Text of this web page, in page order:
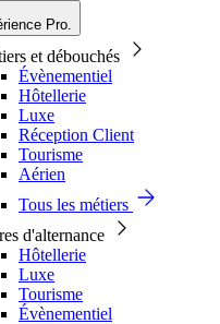
Pro.
et débouchés
Évènementiel
Hôtellerie
Luxe
Réception Client
Tourisme
Aérien
Tous les métiers
d'alternance
Hôtellerie
Luxe
Tourisme
Évènementiel